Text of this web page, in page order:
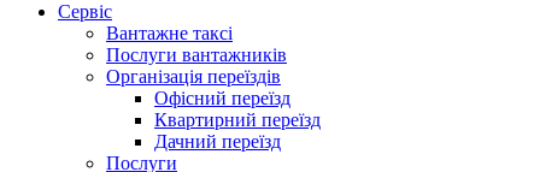
Сервiс
Вантажне таксі
Послуги вантажників
Організація переїздів
Офісний переїзд
Квартирний переїзд
Дачний переїзд
Послуги